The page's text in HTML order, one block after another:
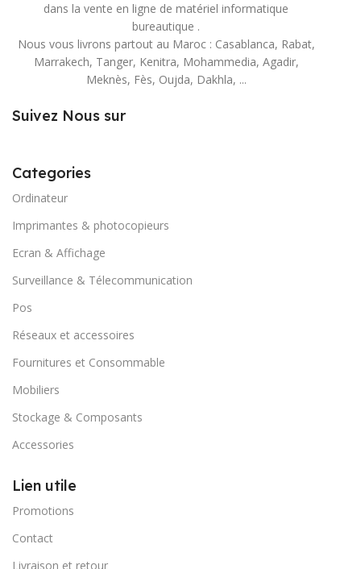
dans la vente en ligne de matériel informatique
bureautique .
Nous vous livrons partout au Maroc : Casablanca, Rabat,
Marrakech, Tanger, Kenitra, Mohammedia, Agadir,
Meknès, Fès, Oujda, Dakhla, ...
Suivez Nous sur
Categories
Ordinateur
Imprimantes & photocopieurs
Ecran & Affichage
Surveillance & Télecommunication
Pos
Réseaux et accessoires
Fournitures et Consommable
Mobiliers
Stockage & Composants
Accessories
Lien utile
Promotions
Contact
Livraison et retour